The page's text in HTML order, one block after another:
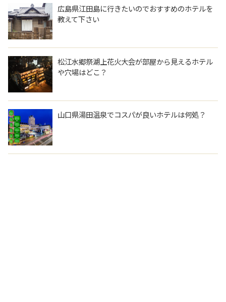
広島県江田島に行きたいのでおすすめのホテルを
教えて下さい
松江水郷祭湖上花火大会が部屋から見えるホテル
や穴場はどこ？
山口県湯田温泉でコスパが良いホテルは何処？